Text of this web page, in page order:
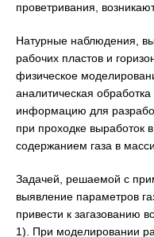
проветривания,
Натурные наблюдения,
рабочих пластов и
физическое
аналитическая
информацию для
при проходке выработок
содержанием газа в
Задачей, решаемой с
выявление параметров
привести к загазованию
1). При моделировании